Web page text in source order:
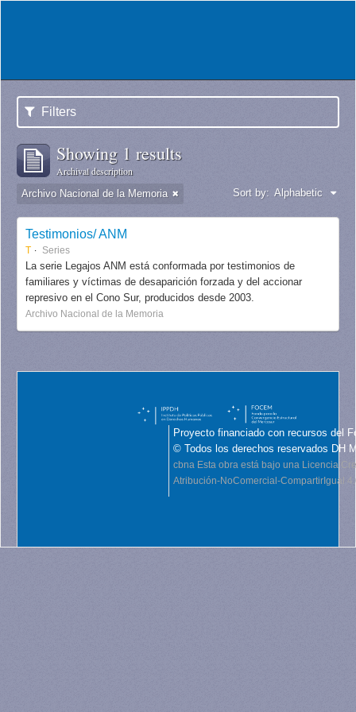
Filters
Showing 1 results
Archival description
Archivo Nacional de la Memoria Sort by: Alphabetic
Testimonios/ ANM
T Series
La serie Legajos ANM está conformada por testimonios de
familiares y víctimas de desaparición forzada y del accionar
represivo en el Cono Sur, producidos desde 2003.
Archivo Nacional de la Memoria
Proyecto financiado con recursos del
© Todos los derechos reservados DH
cbna Esta obra está bajo una Licencia
Atribución-NoComercial-CompartirIgual